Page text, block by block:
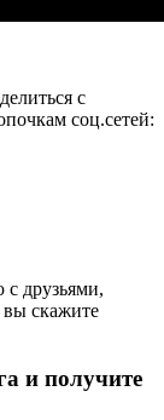
с
соц.сетей:
с друзьями,
скажите
и получите